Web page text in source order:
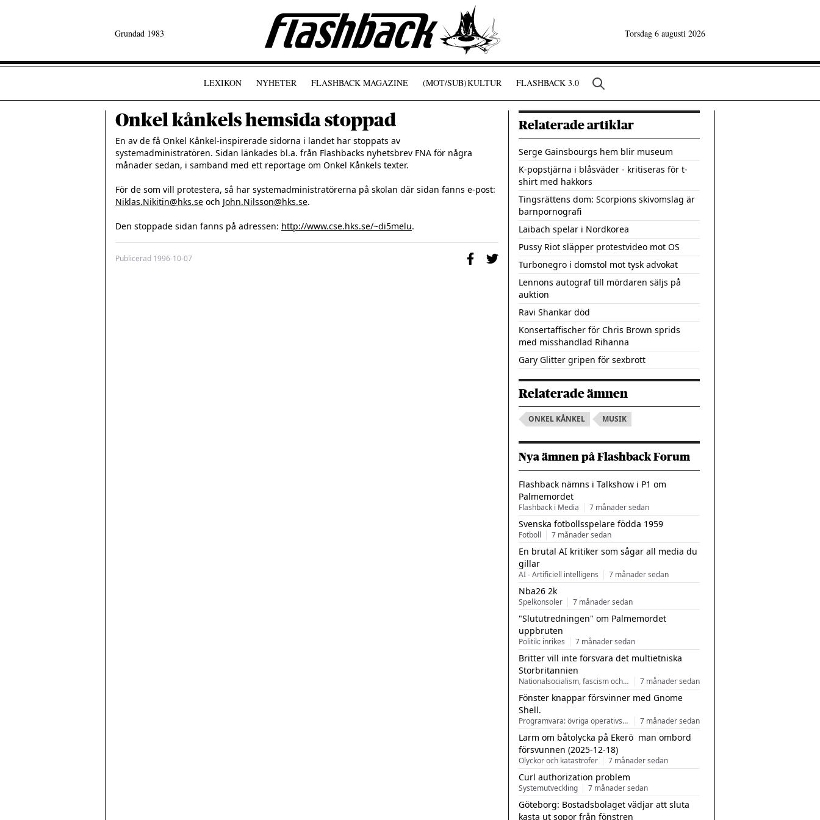
Grundad 1983 Torsdag 6 augusti 2026
LEXIKON NYHETER FLASHBACK MAGAZINE (MOT/SUB)KULTUR FLASHBACK 3.0
Onkel kånkels hemsida stoppad
En av de få Onkel Kånkel-inspirerade sidorna i landet har stoppats av
systemadministratören. Sidan länkades bl.a. från Flashbacks nyhetsbrev FNA för några
månader sedan, i samband med ett reportage om Onkel Kånkels texter.
Niklas.Nikitin@hks.se och John.Nilsson@hks.se.
Den stoppade sidan fanns på adressen: http://www.cse.hks.se/~di5melu
Publicerad 1996-10-07
Relaterade artiklar
Serge Gainsbourgs hem blir museum
K-popstjärna i blåsväder - kritiseras för t-
shirt med hakkors
Tingsrättens dom: Scorpions skivomslag är
barnpornografi
Laibach spelar i Nordkorea
Pussy Riot släpper protestvideo mot OS
Turbonegro i domstol mot tysk advokat
Lennons autograf till mördaren säljs på
auktion
Ravi Shankar död
Konsertaffischer för Chris Brown sprids
med misshandlad Rihanna
Gary Glitter gripen för sexbrott
Relaterade ämnen
ONKEL KÅNKEL MUSIK
Nya ämnen på Flashback Forum
Flashback nämns i Talkshow i P1 om
Palmemordet
Flashback i Media 7 månader sedan
Svenska fotbollsspelare födda 1959
Fotboll 7 månader sedan
En brutal AI kritiker som sågar all media du
gillar
AI - Artificiell intelligens 7 månader sedan
Nba26 2k
Spelkonsoler 7 månader sedan
"Slututredningen" om Palmemordet
uppbruten
Politik: inrikes 7 månader sedan
Britter vill inte försvara det multietniska
Storbritannien
Nationalsocialism, fascism och nationalism 7 månader sedan
Fönster knappar försvinner med Gnome
Shell.
Programvara: övriga operativsystem 7 månader sedan
Larm om båtolycka på Ekerö  man ombord
försvunnen (2025-12-18)
Olyckor och katastrofer 7 månader sedan
Curl authorization problem
Systemutveckling 7 månader sedan
Göteborg: Bostadsbolaget vädjar att sluta
kasta ut sopor från fönstren